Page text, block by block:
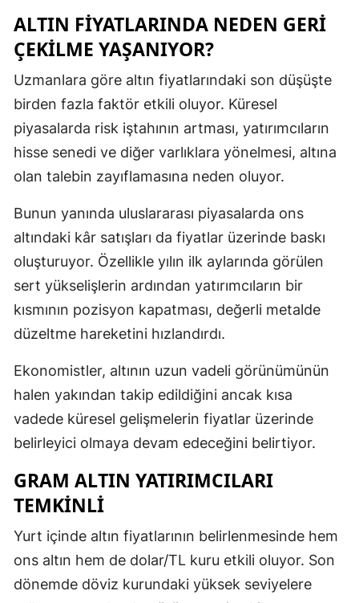
ALTIN FIYATLARINDA NEDEN GERI
ÇEKILME YAŞANIYOR?
Uzmanlara göre altın fiyatlarındaki son düşüşte
birden fazla faktör etkili oluyor. Küresel
piyasalarda risk iştahının artması, yatırımcıların
hisse senedi ve diğer varlıklara yönelmesi, altına
olan talebin zayıflamasına neden oluyor.
Bunun yanında uluslararası piyasalarda ons
altındaki kâr satışları da fiyatlar üzerinde baskı
oluşturuyor. Özellikle yılın ilk aylarında görülen
sert yükselişlerin ardından yatırımcıların bir
kısmının pozisyon kapatması, değerli metalde
düzeltme hareketini hızlandırdı.
Ekonomistler, altının uzun vadeli görünümünün
halen yakından takip edildiğini ancak kısa
vadede küresel gelişmelerin fiyatlar üzerinde
belirleyici olmaya devam edeceğini belirtiyor.
GRAM ALTIN YATIRIMCILARI
TEMKINLI
Yurt içinde altın fiyatlarının belirlenmesinde hem
ons altın hem de dolar/TL kuru etkili oluyor. Son
dönemde döviz kurundaki yüksek seviyelere